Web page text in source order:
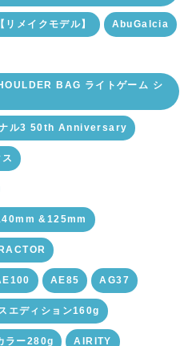
メイクモデル】 AbuGalcia
BAG ライトゲーム シ
ナル3 50th Anniversary
&125mm
AE85 AG37
エディション160g
ラー280g AIRITY